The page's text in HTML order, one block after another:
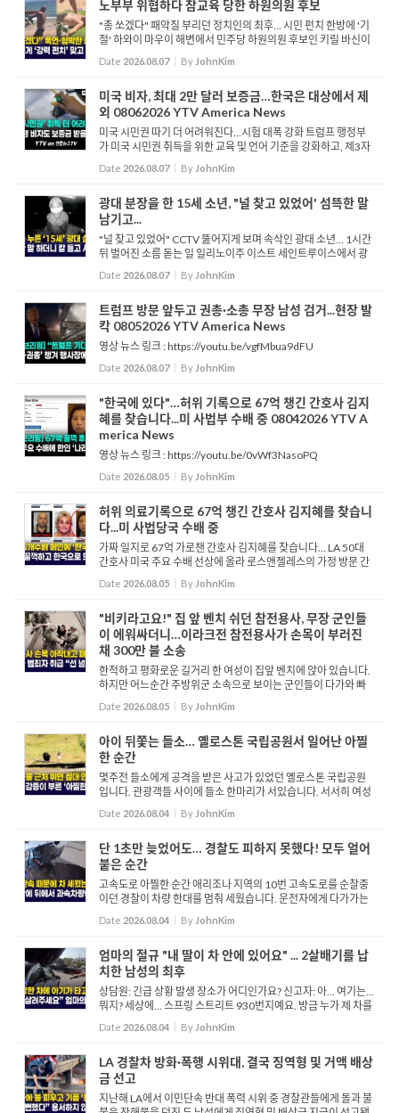
노부부 위협하다 참교육 당한 하원의원 후보
"총 쏘겠다" 패악질 부리던 정치인의 최후… 시민 펀치 한방에 '기
절' 하와이 마우이 해변에서 민주당 하원의원 후보인 키릴 바신이
시민들을 위협하다 벌어진 난투극 영상이 소셜 미디어에서 큰 화
제가 되고 있습니다. 사건은 음악 소리를 줄여...
Date 2026.08.07 By JohnKim
미국 비자, 최대 2만 달러 보증금…한국은 대상에서 제
외 08062026 YTV America News
미국 시민권 따기 더 어려워진다…시험 대폭 강화 트럼프 행정부
가 미국 시민권 취득을 위한 교육 및 언어 기준을 강화하고, 제3자
민간 기관에 귀화 시험을 위탁하는 등의 대대적인 제도 개편을 추
진하고 있습니다. 국토안보부는 이번 조치가 귀화 절차...
Date 2026.08.07 By JohnKim
광대 분장을 한 15세 소년, "널 찾고 있었어' 섬뜩한 말
남기고...
"널 찾고 있었어" CCTV 뚫어지게 보며 속삭인 광대 소년… 1시간
뒤 벌어진 소름 돋는 일 일리노이주 이스트 세인트루이스에서 광
대 복장을 한 15세 소년이 이웃집 보안 카메라에 기괴한 모습을 드
러낸 직후, 한 노인을 흉기로 찔러 살해한 혐의로 체포...
Date 2026.08.07 By JohnKim
트럼프 방문 앞두고 권총·소총 무장 남성 검거...현장 발
칵 08052026 YTV America News
영상 뉴스 링크 : https://youtu.be/vgfMbua9dFU
Date 2026.08.07 By JohnKim
"한국에 있다"…허위 기록으로 67억 챙긴 간호사 김지
혜를 찾습니다...미 사법부 수배 중 08042026 YTV A
merica News
영상 뉴스 링크 : https://youtu.be/0vWf3NasoPQ
Date 2026.08.05 By JohnKim
허위 의료기록으로 67억 챙긴 간호사 김지혜를 찾습니
다...미 사법당국 수배 중
가짜 일지로 67억 가로챈 간호사 김지혜를 찾습니다... LA 50대
간호사 미국 주요 수배 선상에 올라 로스앤젤레스의 가정 방문 간
호 기관에서 일하며 대규모 의료 보험 사기를 저지르고 도주한 간
호사 57세 김지혜 씨가 미국 주요 수배 선상에 올랐습니다. 김 ...
Date 2026.08.05 By JohnKim
"비키라고요!" 집 앞 벤치 쉬던 참전용사, 무장 군인들
이 에워싸더니…이라크전 참전용사가 손목이 부러진
채 300만 불 소송
한적하고 평화로운 길거리 한 여성이 집앞 벤치에 앉아 있습니다.
하지만 어느순간 주방위군 소속으로 보이는 군인들이 다가와 빠
져나가려는 여성을 가로막고, 여성은 비키라며 소리를 지릅니다.
지난 5월 8일 워싱턴 D.C. 자택 앞 벤치에 앉아 있던 이라크전 ...
Date 2026.08.05 By JohnKim
아이 뒤쫓는 들소… 옐로스톤 국립공원서 일어난 아찔
한 순간
몇주전 들소에게 공격을 받은 사고가 있었던 옐로스톤 국립공원
입니다. 관광객들 사이에 들소 한마리가 서있습니다. 서서히 여성
뒤를 쫓아가는 들소 다행히 문제 없이 지나갑니다. 하지만 잠시후
어린 소년 한명이 들소에게 접근하더니 뛰기 시작합니다. 이를...
Date 2026.08.04 By JohnKim
단 1초만 늦었어도… 경찰도 피하지 못했다! 모두 얼어
붙은 순간
고속도로 아찔한 순간 애리조나 지역의 10번 고속도로를 순찰중
이던 경찰이 차량 한대를 멈춰 세웠습니다. 운전자에게 다가가는
경찰 안녕하십니까 죄송합니다. 제가 과속 했습니다. “60마일 지
역에서 85마일로 달리셨습니다.” 운전...
Date 2026.08.04 By JohnKim
엄마의 절규 "내 딸이 차 안에 있어요" ... 2살배기를 납
치한 남성의 최후
상담원: 긴급 상황 발생 장소가 어디인가요? 신고자: 아... 여기는...
뭐지? 세상에... 스프링 스트리트 930번지예요. 방금 누가 제 차를
훔쳐 갔는데, 차 안에 두 살배기 딸이 타고 있어요. 상담원: 따님이
차 안에 있다는 말씀이시죠? 신고자: 네, 두 살 된 ...
Date 2026.08.04 By JohnKim
LA 경찰차 방화·폭행 시위대, 결국 징역형 및 거액 배상
금 선고
지난해 LA에서 이민단속 반대 폭력 시위 중 경찰관들에게 돌과 불